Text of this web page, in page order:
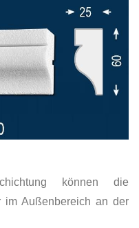
können die
im Außenbereich an der